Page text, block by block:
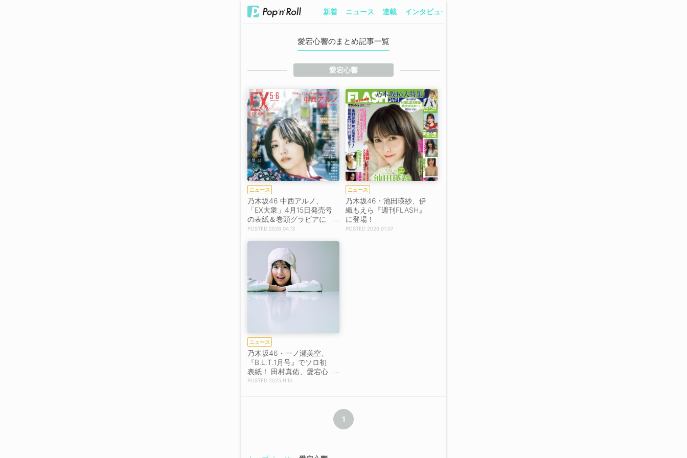
新着 ニュース 連載 インタビュー
愛宕心響のまとめ記事一覧
愛宕心響
ニュース
乃木坂46 中西アルノ、
「EX大衆」4月15日発売号
の表紙＆巻頭グラビアに
登場！ 2026.04.13
ニュース
乃木坂46・池田瑛紗、伊
織もえら『週刊FLASH』
に登場！
2026.01.07
ニュース
乃木坂46・一ノ瀬美空、
『B.L.T.1月号』でソロ初
表紙！ 田村真佑、愛宕心
響も登場2025.11.10
1